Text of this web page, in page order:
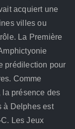
acquiert une
villes ou
La Première
prédilection pour
Comme
la présence des
à Delphes est
Les Jeux